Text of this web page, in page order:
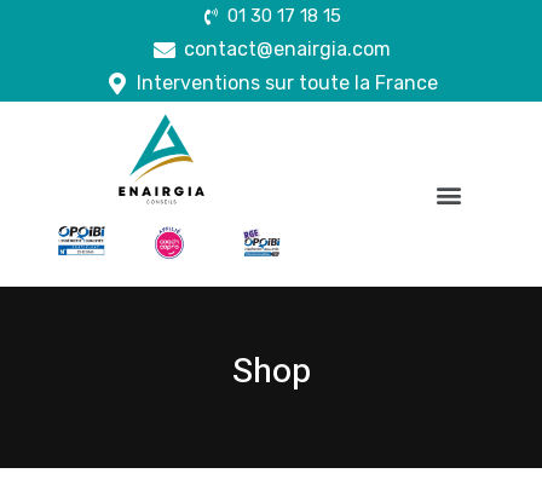
01 30 17 18 15
contact@enairgia.com
Interventions sur toute la France
Shop